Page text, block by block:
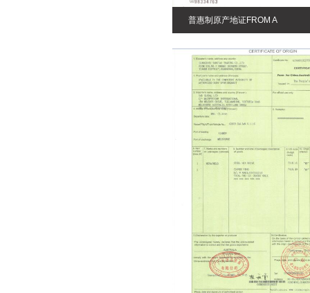
普惠制原产地证FROM A